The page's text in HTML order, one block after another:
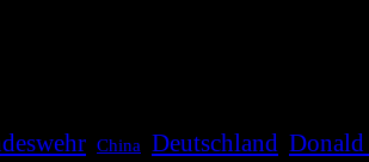
China Deutschland